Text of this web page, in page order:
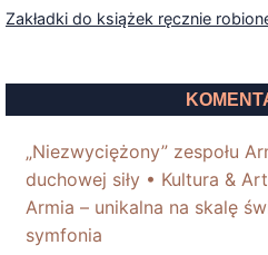
Zakładki do książek ręcznie
„Niezwyciężony” zespołu
duchowej siły • Kultura & Art
Armia – unikalna na skalę
symfonia